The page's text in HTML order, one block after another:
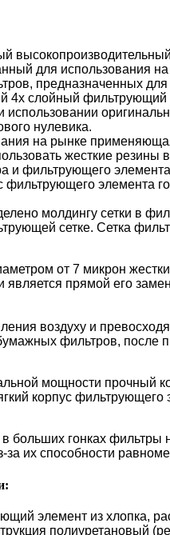
для использования
предназначенных
4х слойный
использовании
нулевика.
на рынке
жесткие резины
и фильтрующего
фильтрующего элемента
молдингу сетки в
сетке. Сетка
от 7 микрон
прямой его
воздуху и
фильтров, после
мощности прочный
корпус
в больших гонках
их способности
элемент из хлопка,
полиуретановый